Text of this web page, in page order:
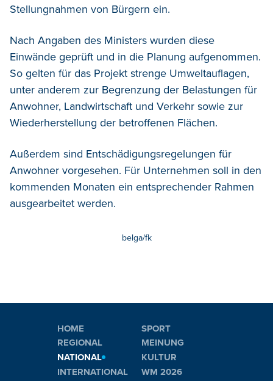
Stellungnahmen von Bürgern ein.
Nach Angaben des Ministers wurden diese
Einwände geprüft und in die Planung aufgenommen.
So gelten für das Projekt strenge Umweltauflagen,
unter anderem zur Begrenzung der Belastungen für
Anwohner, Landwirtschaft und Verkehr sowie zur
Wiederherstellung der betroffenen Flächen.
Außerdem sind Entschädigungsregelungen für
Anwohner vorgesehen. Für Unternehmen soll in den
kommenden Monaten ein entsprechender Rahmen
ausgearbeitet werden.
belga/fk
HOME
REGIONAL
NATIONAL
INTERNATIONAL
SPORT
MEINUNG
KULTUR
WM 2026